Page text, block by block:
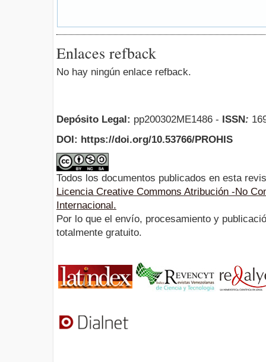
Enlaces refback
No hay ningún enlace refback.
Depósito Legal: pp200302ME1486 - ISSN:
DOI: https://doi.org/10.53766/PROHIS
Todos los documentos publicados en esta
Licencia Creative Commons Atribución -No
Internacional.
Por lo que el envío, procesamiento y
totalmente gratuito.